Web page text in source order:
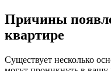
Причины
квартире
Существует несколько